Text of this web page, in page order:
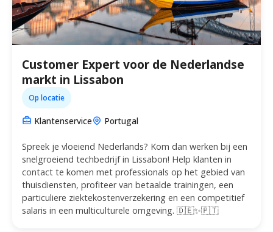
Customer Expert voor de Nederlandse
markt in Lissabon
Op locatie
Klantenservice Portugal
Spreek je vloeiend Nederlands? Kom dan werken bij een
snelgroeiend techbedrijf in Lissabon! Help klanten in
contact te komen met professionals op het gebied van
thuisdiensten, profiteer van betaalde trainingen, een
particuliere ziektekostenverzekering en een competitief
salaris in een multiculturele omgeving. 🇩🇪✨🇵🇹